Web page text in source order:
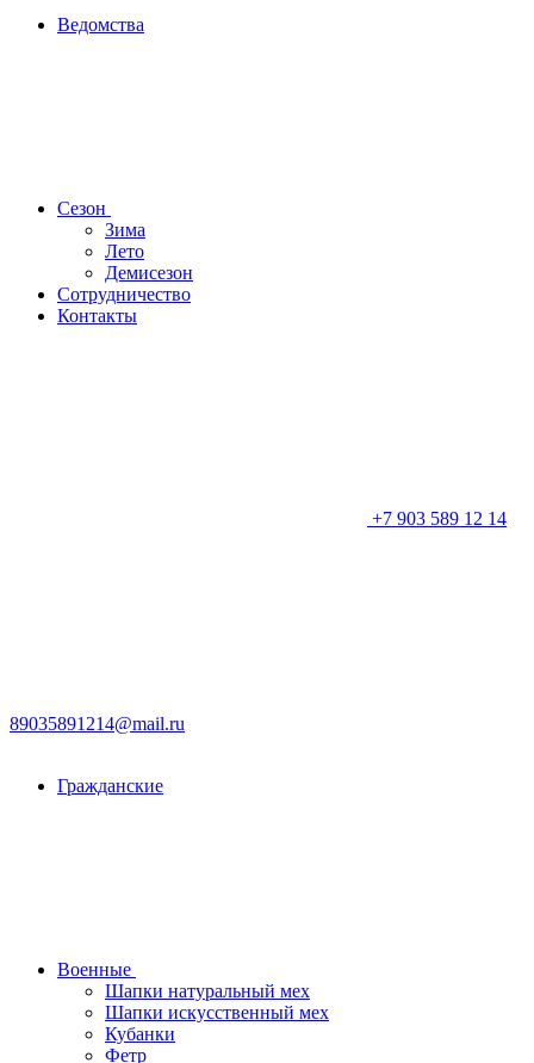
Ведомства
Сезон
Зима
Лето
Демисезон
Сотрудничество
Контакты
+7 903 589 12 14
89035891214@mail.ru
Гражданские
Военные
Шапки натуральный мех
Шапки искусственный мех
Кубанки
Фетр